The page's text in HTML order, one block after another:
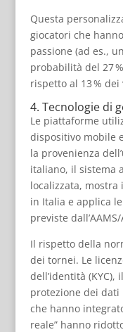
Questa
giocatori che
passione (ad es.,
probabilità del 27
rispetto al 13 %
4. Tecnologie di
Le piattaforme
dispositivo mobile
la provenienza
italiano, il sistema
localizzata,
in Italia e applica
previste
Il rispetto della
dei tornei. Le
dell’identità (KYC),
protezione dei dati
che hanno
reale” hanno